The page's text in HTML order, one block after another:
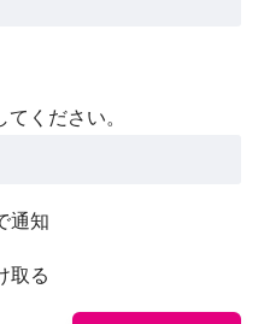
てください。
通知
取る